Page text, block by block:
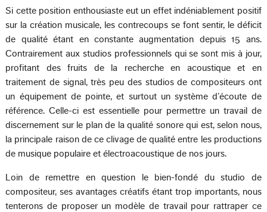
Si cette position enthousiaste eut un effet indéniablement positif
sur la création musicale, les contrecoups se font sentir, le déficit
de qualité étant en constante augmentation depuis 15 ans.
Contrairement aux studios professionnels qui se sont mis à jour,
profitant des fruits de la recherche en acoustique et en
traitement de signal, très peu des studios de compositeurs ont
un équipement de pointe, et surtout un système d’écoute de
référence. Celle-ci est essentielle pour permettre un travail de
discernement sur le plan de la qualité sonore qui est, selon nous,
la principale raison de ce clivage de qualité entre les productions
de musique populaire et électroacoustique de nos jours.
Loin de remettre en question le bien-fondé du studio de
compositeur, ses avantages créatifs étant trop importants, nous
tenterons de proposer un modèle de travail pour rattraper ce